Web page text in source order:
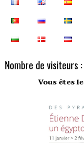
Nombre de visiteurs :
Vous êtes le